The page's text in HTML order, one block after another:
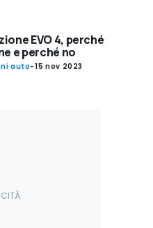
EVO 4, perché
e perché no
auto-15 nov 2023